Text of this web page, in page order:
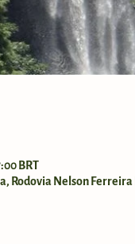
BRT
Rodovia Nelson Ferreira